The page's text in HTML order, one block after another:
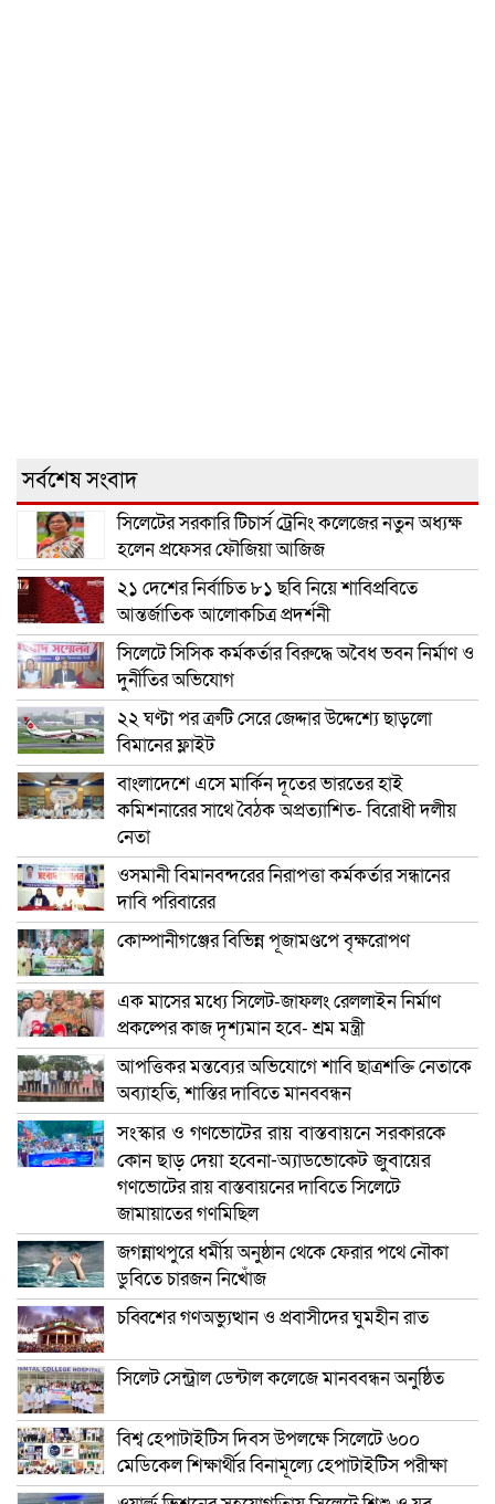
সর্বশেষ সংবাদ
সিলেটের সরকারি টিচার্স ট্রেনিং কলেজের নতুন অধ্যক্ষ
হলেন প্রফেসর ফৌজিয়া আজিজ
২১ দেশের নির্বাচিত ৮১ ছবি নিয়ে শাবিপ্রবিতে
আন্তর্জাতিক আলোকচিত্র প্রদর্শনী
সিলেটে সিসিক কর্মকর্তার বিরুদ্ধে অবৈধ ভবন নির্মাণ ও
দুর্নীতির অভিযোগ
২২ ঘণ্টা পর ত্রুটি সেরে জেদ্দার উদ্দেশ্যে ছাড়লো
বিমানের ফ্লাইট
বাংলাদেশে এসে মার্কিন দূতের ভারতের হাই
কমিশনারের সাথে বৈঠক অপ্রত্যাশিত- বিরোধী দলীয়
নেতা
ওসমানী বিমানবন্দরের নিরাপত্তা কর্মকর্তার সন্ধানের
দাবি পরিবারের
কোম্পানীগঞ্জের বিভিন্ন পূজামণ্ডপে বৃক্ষরোপণ
এক মাসের মধ্যে সিলেট-জাফলং রেললাইন নির্মাণ
প্রকল্পের কাজ দৃশ্যমান হবে- শ্রম মন্ত্রী
আপত্তিকর মন্তব্যের অভিযোগে শাবি ছাত্রশক্তি নেতাকে
অব্যাহতি, শাস্তির দাবিতে মানববন্ধন
সংস্কার ও গণভোটের রায় বাস্তবায়নে সরকারকে
কোন ছাড় দেয়া হবেনা-অ্যাডভোকেট জুবায়ের
গণভোটের রায় বাস্তবায়নের দাবিতে সিলেটে
জামায়াতের গণমিছিল
জগন্নাথপুরে ধর্মীয় অনুষ্ঠান থেকে ফেরার পথে নৌকা
ডুবিতে চারজন নিখোঁজ
চব্বিশের গণঅভ্যুত্থান ও প্রবাসীদের ঘুমহীন রাত
সিলেট সেন্ট্রাল ডেন্টাল কলেজে মানববন্ধন অনুষ্ঠিত
বিশ্ব হেপাটাইটিস দিবস উপলক্ষে সিলেটে ৬০০
মেডিকেল শিক্ষার্থীর বিনামূল্যে হেপাটাইটিস পরীক্ষা